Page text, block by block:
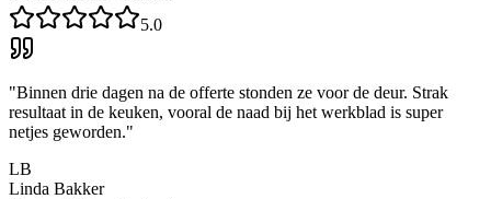
5.0
"Binnen drie dagen na de offerte stonden ze voor de deur. Strak
resultaat in de keuken, vooral de naad bij het werkblad is super
netjes geworden."
LB
Linda Bakker